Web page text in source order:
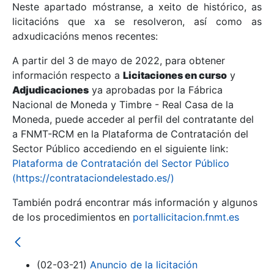
Mostrar/Ocultar
Mostrar/Ocultar
Mostrar/Ocultar
Neste apartado móstranse, a xeito de histórico, as
licitacións que xa se resolveron, así como as
adxudicacións menos recentes:
A partir del 3 de mayo de 2022, para obtener
información respecto a Licitaciones en curso y
Adjudicaciones ya aprobadas por la Fábrica
Nacional de Moneda y Timbre - Real Casa de la
Moneda, puede acceder al perfil del contratante del
a FNMT-RCM en la Plataforma de Contratación del
Sector Público accediendo en el siguiente link:
Plataforma de Contratación del Sector Público
(https://contrataciondelestado.es/)
También podrá encontrar más información y algunos
de los procedimientos en portallicitacion.fnmt.es
(02-03-21) Anuncio de la licitación